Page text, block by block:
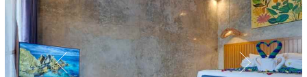
Untuk hasil simulasi
pada kotak-